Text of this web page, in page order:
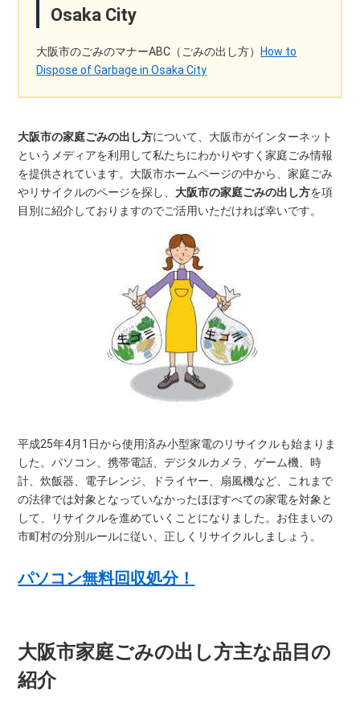
Osaka City
大阪市のごみのマナーABC（ごみの出し方） How to
Dispose of Garbage in Osaka City
大阪市の家庭ごみの出し方について、大阪市がインターネット
というメディアを利用して私たちにわかりやすく家庭ごみ情報
を提供されています。大阪市ホームページの中から、家庭ごみ
やリサイクルのページを探し、 大阪市の家庭ごみの出し方を項
目別に紹介しておりますのでご活用いただければ幸いです。
平成25年4月1日から使用済み小型家電のリサイクルも始まりま
した。パソコン、携帯電話、デジタルカメラ、ゲーム機、時
計、炊飯器、電子レンジ、ドライヤー、扇風機など、これまで
の法律では対象となっていなかったほぼすべての家電を対象と
して、リサイクルを進めていくことになりました。お住まいの
市町村の分別ルールに従い、正しくリサイクルしましょう。
パソコン無料回収処分！
大阪市家庭ごみの出し方主な品目の
紹介